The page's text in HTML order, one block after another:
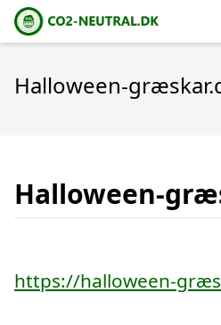
Halloween-
Halloween-
https://halloween-